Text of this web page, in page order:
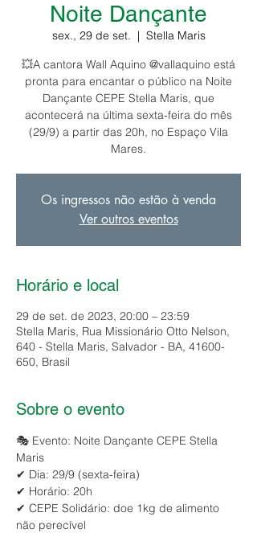
Noite Dançante
sex., 29 de set.
  |
Stella Maris
💥A cantora Wall Aquino @vallaquino está
pronta para encantar o público na Noite
Dançante CEPE Stella Maris, que
acontecerá na última sexta-feira do mês
(29/9) a partir das 20h, no Espaço Vila
Mares.
Os ingressos não estão à venda
Ver outros eventos
Horário e local
29 de set. de 2023, 20:00 – 23:59
Stella Maris, Rua Missionário Otto Nelson,
640 - Stella Maris, Salvador - BA, 41600-
650, Brasil
Sobre o evento
🎭 Evento: Noite Dançante CEPE Stella
Maris
✔ Dia: 29/9 (sexta-feira)
✔ Horário: 20h
✔ CEPE Solidário: doe 1kg de alimento
não perecível